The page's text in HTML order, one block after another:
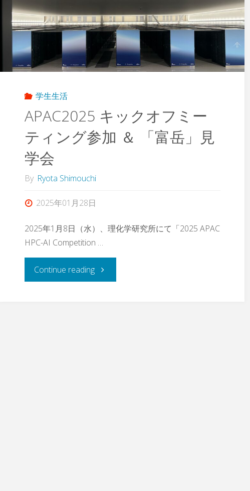
学生生活
APAC2025 キックオフミー
ティング参加 ＆ 「富岳」見
学会
By Ryota Shimouchi
2025年01月28日
2025年1月8日（水）、理化学研究所にて「2025 APAC
HPC-AI Competition …
Continue reading"APAC2025